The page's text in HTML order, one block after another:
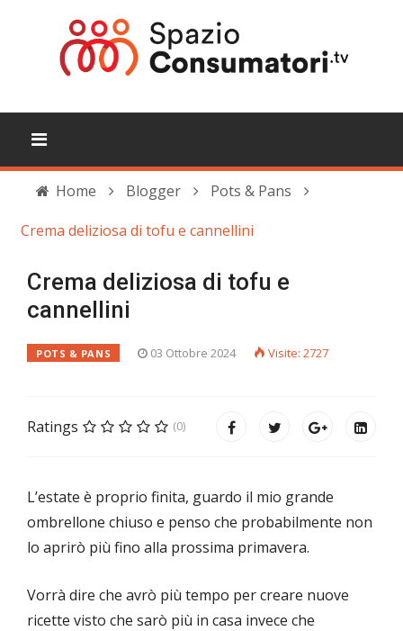
Home Blogger
Pots & Pans
Crema deliziosa di tofu e cannellini
Crema deliziosa di tofu e
cannellini
POTS & PANS 03 Ottobre 2024 Visite: 2727
Ratings (0)
L’estate è proprio finita, guardo il mio grande
ombrellone chiuso e penso che probabilmente non
lo aprirò più fino alla prossima primavera.
Vorrà dire che avrò più tempo per creare nuove
ricette visto che sarò più in casa invece che